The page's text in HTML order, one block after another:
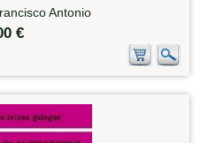
Antonio
€